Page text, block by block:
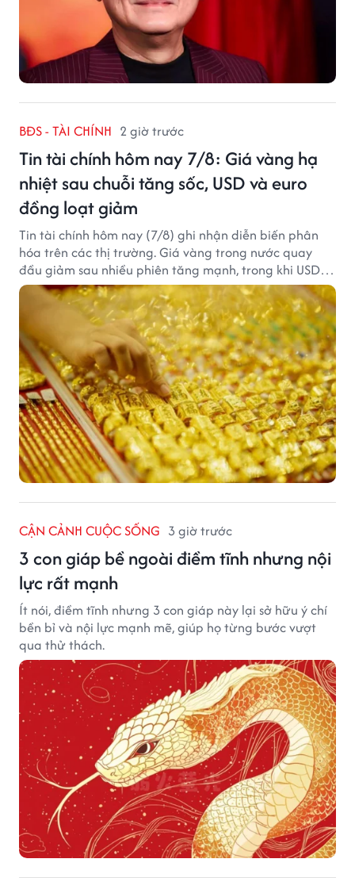
BĐS - TÀI CHÍNH 2 giờ trước
Tin tài chính hôm nay 7/8: Giá vàng hạ
nhiệt sau chuỗi tăng sốc, USD và euro
đồng loạt giảm
Tin tài chính hôm nay (7/8) ghi nhận diễn biến phân
hóa trên các thị trường. Giá vàng trong nước quay
đầu giảm sau nhiều phiên tăng mạnh, trong khi USD
tại ngân hàng tiếp tục suy yếu dù tỷ giá trung tâm lập
đỉnh mới.
CẬN CẢNH CUỘC SỐNG 3 giờ trước
3 con giáp bề ngoài điềm tĩnh nhưng nội
lực rất mạnh
Ít nói, điềm tĩnh nhưng 3 con giáp này lại sở hữu ý chí
bền bỉ và nội lực mạnh mẽ, giúp họ từng bước vượt
qua thử thách.